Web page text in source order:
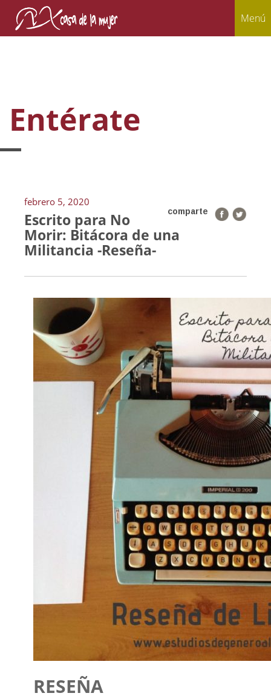
Menú
Entérate
febrero 5, 2020
comparte
Escrito para No
Morir: Bitácora de una
Militancia -Reseña-
RESEÑA